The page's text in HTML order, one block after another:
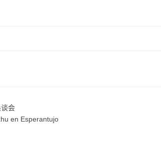
会
en Esperantujo